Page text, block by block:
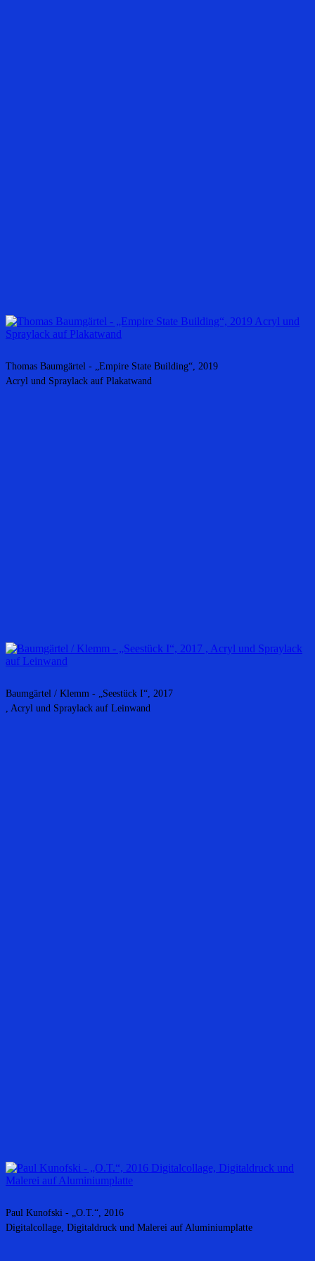
Thomas Baumgärtel - „Empire State Building“, 2019
Acryl und Spraylack auf Plakatwand
Baumgärtel / Klemm - „Seestück I“, 2017
, Acryl und Spraylack auf Leinwand
Paul Kunofski - „O.T.“, 2016
Digitalcollage, Digitaldruck und Malerei auf Aluminiumplatte